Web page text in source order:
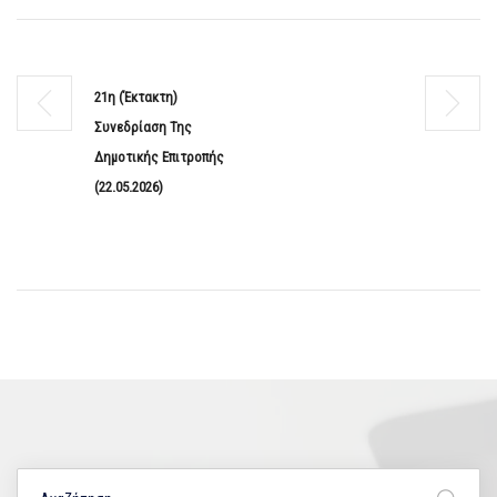
21η (Έκτακτη)
Συνεδρίαση Της
Δημοτικής Επιτροπής
(22.05.2026)